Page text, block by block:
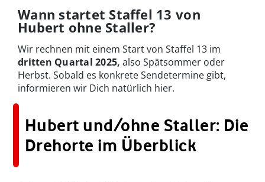
Wann startet Staffel 13 von
Hubert ohne Staller?
Wir rechnen mit einem Start von Staffel 13 im
dritten Quartal 2025, also Spätsommer oder
Herbst. Sobald es konkrete Sendetermine gibt,
informieren wir Dich natürlich hier.
Hubert und/ohne Staller: Die
Drehorte im Überblick